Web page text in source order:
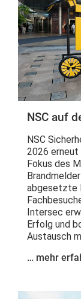
NSC auf
NSC
2026
Fokus des
abgesetzte
Intersec
Erfolg und
Austausch
… mehr